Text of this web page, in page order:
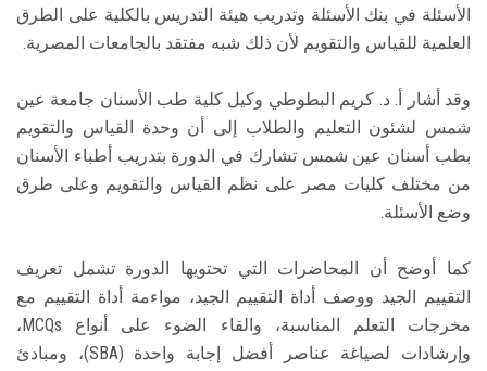
الأسئلة في بنك الأسئلة وتدريب هيئة التدريس بالكلية على الطرق
العلمية للقياس والتقويم لأن ذلك شبه مفتقد بالجامعات المصرية.
وقد أشار أ. د. كريم البطوطي وكيل كلية طب الأسنان جامعة عين
شمس لشئون التعليم والطلاب إلى أن وحدة القياس والتقويم
بطب أسنان عين شمس تشارك في الدورة بتدريب أطباء الأسنان
من مختلف كليات مصر على نظم القياس والتقويم وعلى طرق
وضع الأسئلة.
كما أوضح أن المحاضرات التي تحتويها الدورة تشمل تعريف
التقييم الجيد ووصف أداة التقييم الجيد، مواءمة أداة التقييم مع
مخرجات التعلم المناسبة، والقاء الضوء على أنواع MCQs،
وإرشادات لصياغة عناصر أفضل إجابة واحدة (SBA)، ومبادئ